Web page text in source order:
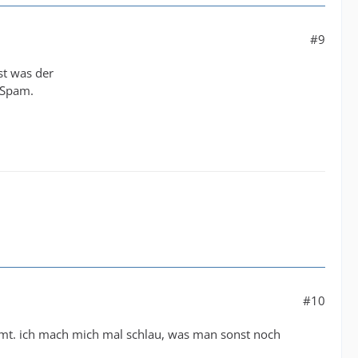
#9
was der
#10
ich mach mich mal schlau, was man sonst noch